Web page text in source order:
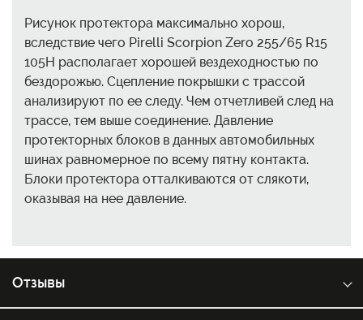
Рисунок протектора максимально хорош,
вследствие чего Pirelli Scorpion Zero 255/65 R15
105H располагает хорошей вездеходностью по
бездорожью. Сцепление покрышки с трассой
анализируют по ее следу. Чем отчетливей след на
трассе, тем выше соединение. Давление
протекторных блоков в данных автомобильных
шинах равномерное по всему пятну контакта.
Блоки протектора отталкиваются от слякоти,
оказывая на нее давление.
Отзывы